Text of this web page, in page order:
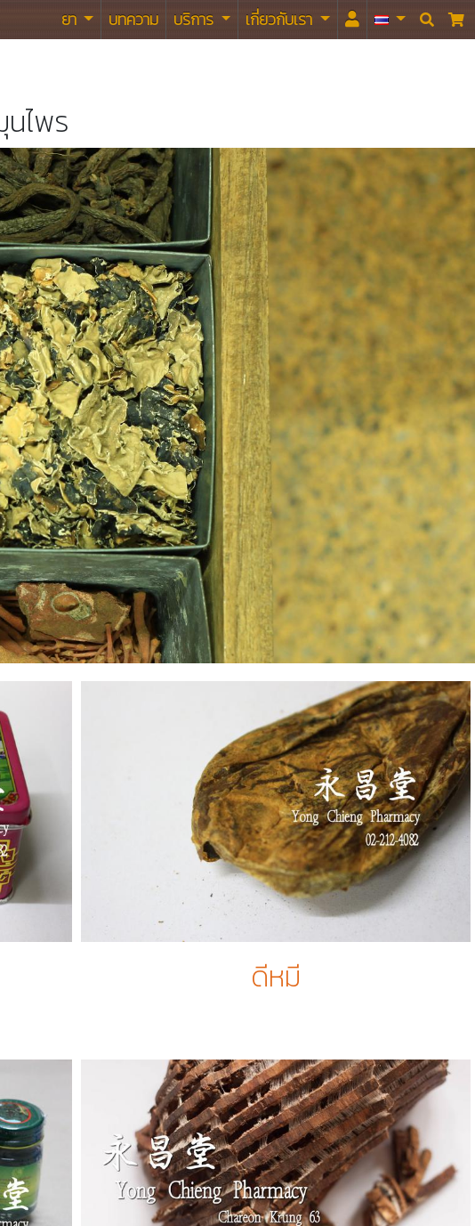
ยา บทความ บริการ เกี่ยวกับเรา  
ไพร
ดีหมี